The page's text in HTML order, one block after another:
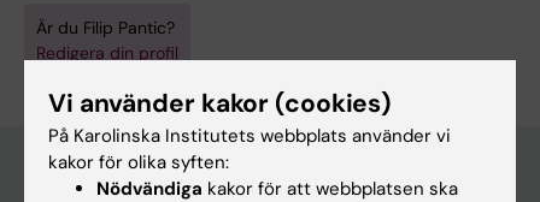
Är du Filip Pantic?
Redigera din profil
Vi använder kakor (cookies)
På Karolinska Institutets webbplats använder vi
kakor för olika syften:
Nödvändiga kakor för att webbplatsen ska